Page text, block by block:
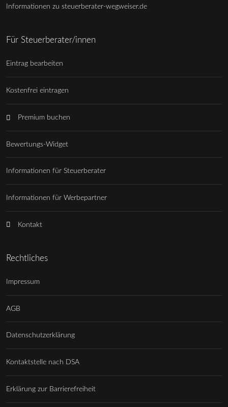
Informationen zu steuerberater-wegweiser.de
Für Steuerberater/innen
Eintrag bearbeiten
Kostenfrei eintragen
Premium buchen
Bewertungs-Widget
Informationen für Steuerberater
Informationen für Werbepartner
Kontakt
Rechtliches
Impressum
AGB
Datenschutzerklärung
Kontaktstelle nach DSA
Erklärung zur Barrierefreiheit